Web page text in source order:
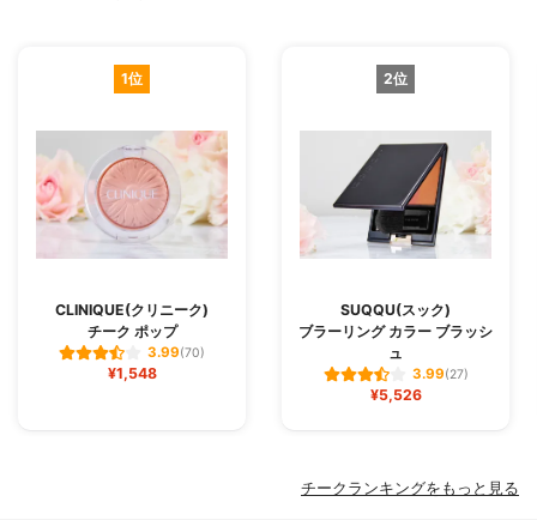
1位
CLINIQUE(クリニーク)
チーク ポップ
3.99(70)
¥1,548
2位
SUQQU(スック)
ブラーリング カラー ブラッシ
ュ
3.99(27)
¥5,526
チークランキングをもっと見る